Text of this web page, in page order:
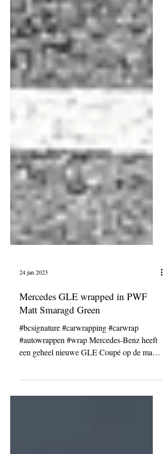
24 jan 2023
Mercedes GLE wrapped in PWF
Matt Smaragd Green
#bcsignature #carwrapping #carwrap
een geheel nieuwe GLE Coupé op de markt
gebracht, en de experts...